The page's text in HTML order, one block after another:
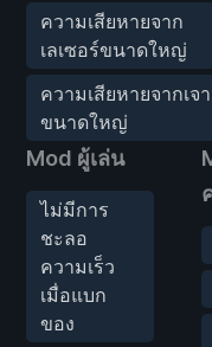
ความเสียหายจาก
เลเซอร์ขนาดใหญ่
ความเสียหายจากเจ
ขนาดใหญ่
Mod ผู้เล่น
ไม่มีการ
ชะลอ
ความเร็ว
เมื่อแบก
ของ